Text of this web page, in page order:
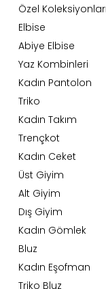
Özel
Elbise
Abiye Elbise
Yaz Kombinleri
Kadın Pantolon
Triko
Kadın Takım
Trençkot
Kadın Ceket
Üst Giyim
Alt Giyim
Dış Giyim
Kadın Gömlek
Bluz
Kadın Eşofman
Triko Bluz